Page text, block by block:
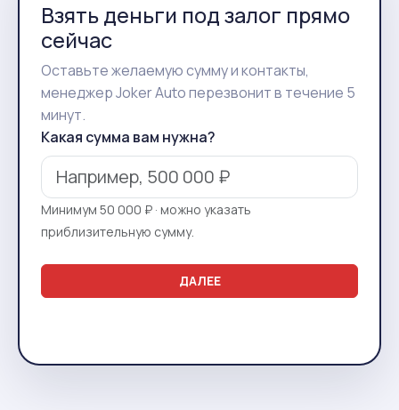
Взять деньги под залог прямо
сейчас
Оставьте желаемую сумму и контакты,
менеджер Joker Auto перезвонит в течение 5
минут.
Какая сумма вам нужна?
Минимум 50 000 ₽ · можно указать
приблизительную сумму.
ДАЛЕЕ